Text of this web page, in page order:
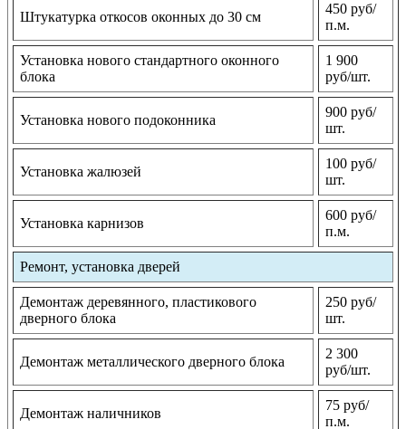
Штукатурка откосов оконных до 30 см
450 руб/
п.м.
Установка нового стандартного оконного
блока
1 900
руб/шт.
Установка нового подоконника
900 руб/
шт.
Установка жалюзей
100 руб/
шт.
Установка карнизов
600 руб/
п.м.
Ремонт, установка дверей
Демонтаж деревянного, пластикового
дверного блока
250 руб/
шт.
Демонтаж металлического дверного блока
2 300
руб/шт.
Демонтаж наличников
75 руб/
п.м.